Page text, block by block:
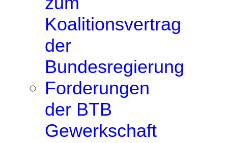
Koalitionsvertrag
der
Bundesregierung
Forderungen
der BTB
Gewerkschaft